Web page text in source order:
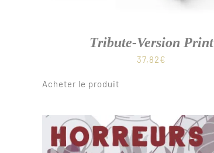
Tribute-Version Print
37,82€
Acheter le produit